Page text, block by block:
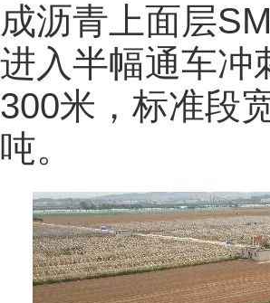
成沥青上面层
进入半幅通车冲
300米，标准段
吨。